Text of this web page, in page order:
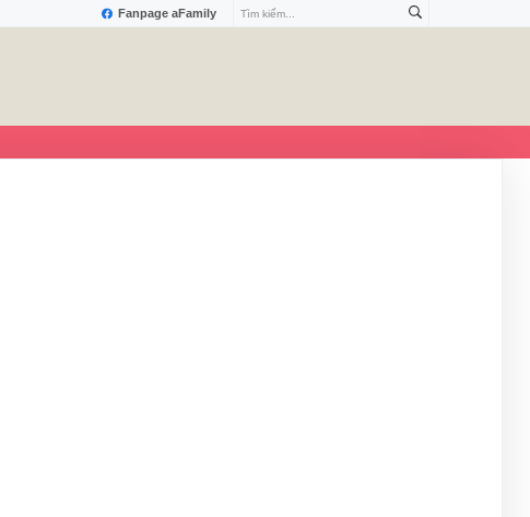
Fanpage aFamily